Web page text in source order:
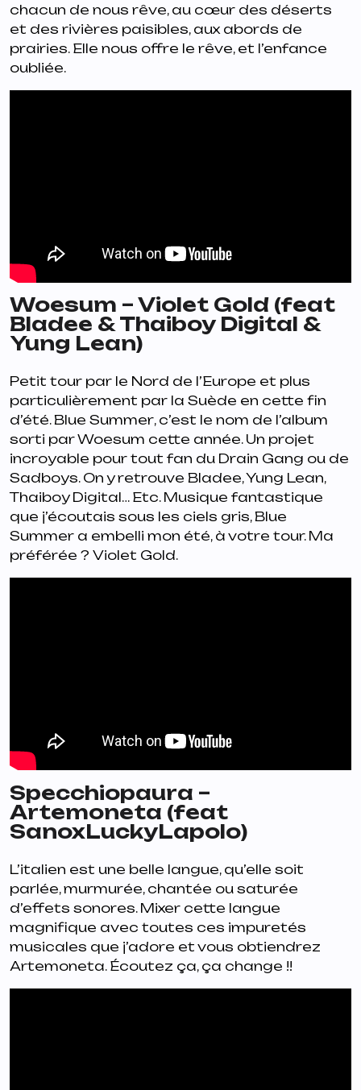
chacun de nous rêve, au cœur des déserts
et des rivières paisibles, aux abords de
prairies. Elle nous offre le rêve, et l’enfance
oubliée.
Woesum – Violet Gold (feat
Bladee & Thaiboy Digital &
Yung Lean)
Petit tour par le Nord de l’Europe et plus
particulièrement par la Suède en cette fin
d’été.Blue Summer, c’est le nom de l’album
sorti par Woesum cette année. Un projet
incroyable pour tout fan du Drain Gang ou de
Sadboys. On y retrouve Bladee, Yung Lean,
Thaiboy Digital… Etc. Musique fantastique
que j’écoutais sous les ciels gris, Blue
Summer a embelli mon été, à votre tour. Ma
préférée ? Violet Gold.
Specchiopaura –
Artemoneta (feat
SanoxLuckyLapolo)
L’italien est une belle langue, qu’elle soit
parlée, murmurée, chantée ou saturée
d’effets sonores. Mixer cette langue
magnifique avec toutes ces impuretés
musicales que j’adore et vous obtiendrez
Artemoneta. Écoutez ça, ça change !!